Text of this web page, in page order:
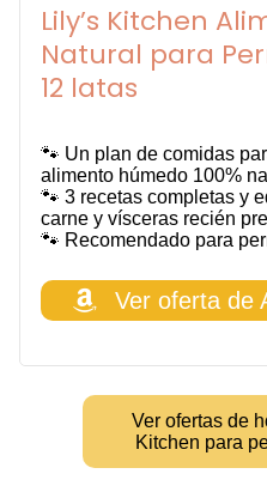
Lily’s Kitchen
Natural para
12 latas
🐾 Un plan de comidas
alimento húmedo 100%
🐾 3 recetas completas y
carne y vísceras recién
🐾 Recomendado para
Ver oferta de
Ver ofertas de
Kitchen para